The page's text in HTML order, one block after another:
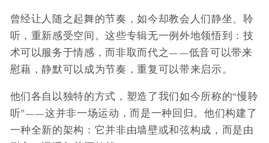
曾经让人随之起舞的节奏，如今却教会人们静坐、聆
听，重新感受空间。这些专辑无一例外地领悟到：技
术可以服务于情感，而非取而代之——低音可以带来
慰藉，静默可以成为节奏，重复可以带来启示。
他们各自以独特的方式，塑造了我们如今所称的“慢聆
听”——这并非一场运动，而是一种回归。他们构建了
一种全新的架构：它并非由墙壁或和弦构成，而是由